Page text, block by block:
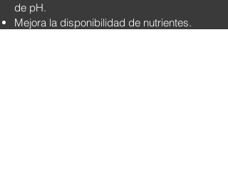
de pH.
Mejora la disponibilidad de nutrientes.